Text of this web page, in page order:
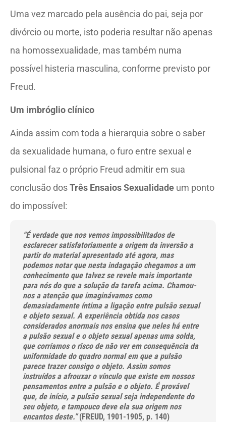
Uma vez marcado pela ausência do pai, seja por
divórcio ou morte, isto poderia resultar não apenas
na homossexualidade, mas também numa
possível histeria masculina, conforme previsto por
Freud.
Um imbróglio clínico
Ainda assim com toda a hierarquia sobre o saber
da sexualidade humana, o furo entre sexual e
pulsional faz o próprio Freud admitir em sua
conclusão dosTrês Ensaios Sexualidade um ponto
do impossível:
“É verdade que nos vemos impossibilitados de
esclarecer satisfatoriamente a origem da inversão a
partir do material apresentado até agora, mas
podemos notar que nesta indagação chegamos a um
conhecimento que talvez se revele mais importante
para nós do que a solução da tarefa acima. Chamou-
nos a atenção que imaginávamos como
demasiadamente íntima a ligação entre pulsão sexual
e objeto sexual. A experiência obtida nos casos
considerados anormais nos ensina que neles há entre
a pulsão sexual e o objeto sexual apenas uma solda,
que corríamos o risco de não ver em consequência da
uniformidade do quadro normal em que a pulsão
parece trazer consigo o objeto. Assim somos
instruídos a afrouxar o vínculo que existe em nossos
pensamentos entre a pulsão e o objeto. É provável
que, de início, a pulsão sexual seja independente do
seu objeto, e tampouco deve ela sua origem nos
encantos deste.”(FREUD, 1901-1905, p. 140)